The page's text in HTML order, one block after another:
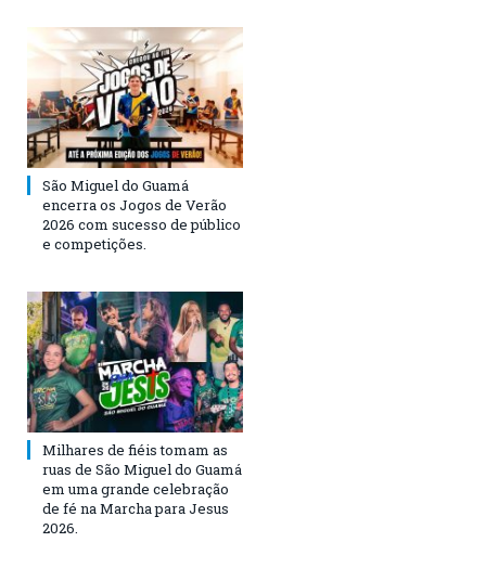
São Miguel do Guamá
encerra os Jogos de Verão
2026 com sucesso de público
e competições.
Milhares de fiéis tomam as
ruas de São Miguel do Guamá
em uma grande celebração
de fé na Marcha para Jesus
2026.